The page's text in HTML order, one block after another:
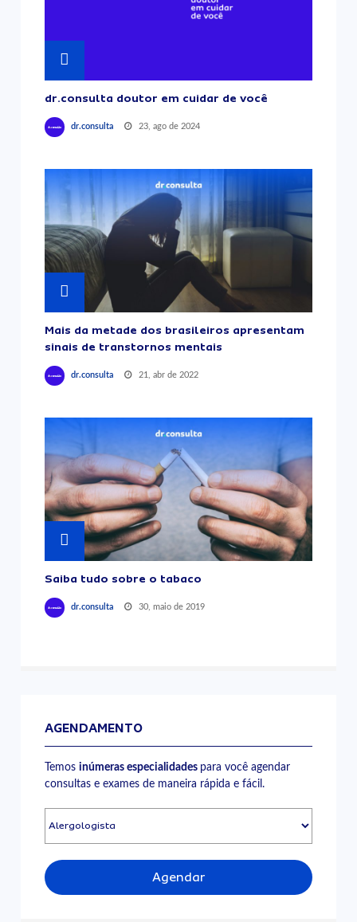
dr.consulta doutor em cuidar de você
dr.consulta 23, ago de 2024
Mais da metade dos brasileiros apresentam
sinais de transtornos mentais
dr.consulta 21, abr de 2022
Saiba tudo sobre o tabaco
dr.consulta 30, maio de 2019
AGENDAMENTO
Temosinúmeras especialidades para você agendar
consultas e exames de maneira rápida e fácil.
Agendar